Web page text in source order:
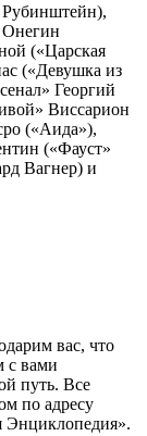
Онегин
(«Царская
(«Девушка из
Георгий
Виссарион
(«Аида»),
(«Фауст»
Вагнер) и
вас, что
с вами
путь. Все
по адресу
Энциклопедия».